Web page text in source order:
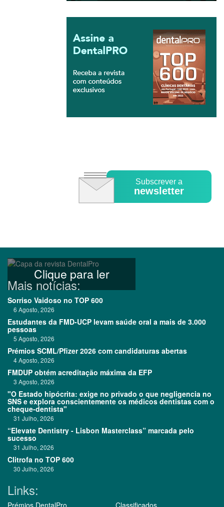
Subscrever a
newsletter
Clique para ler
Mais notícias:
Sorriso Vaidoso no TOP 600
6 Agosto, 2026
Estudantes da FMD-UCP levam saúde oral a mais de 3.000
pessoas
5 Agosto, 2026
Prémios SCML/Pfizer 2026 com candidaturas abertas
4 Agosto, 2026
FMDUP obtém acreditação máxima da EFP
3 Agosto, 2026
"O Estado hipócrita: exige no privado o que negligencia no
SNS e explora conscientemente os médicos dentistas com o
cheque-dentista"
31 Julho, 2026
“Elevate Dentistry - Lisbon Masterclass” marcada pelo
sucesso
31 Julho, 2026
Clitrofa no TOP 600
30 Julho, 2026
Links: